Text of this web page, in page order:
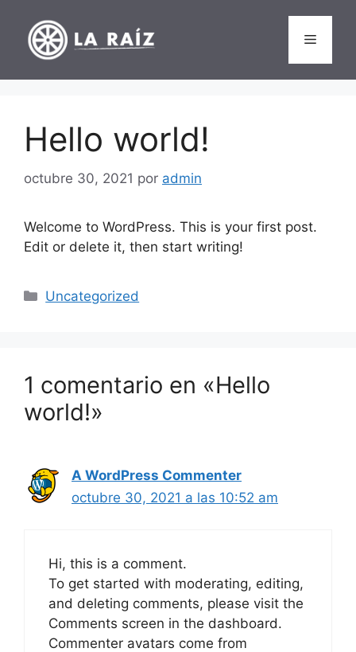
contenido
Menú
Hello world!
octubre 30, 2021 por admin
Welcome to WordPress. This is your first post.
Edit or delete it, then start writing!
Categorías
Uncategorized
1 comentario en «Hello
world!»
A WordPress Commenter
octubre 30, 2021 a las 10:52 am
Hi, this is a comment.
To get started with moderating, editing,
and deleting comments, please visit the
Comments screen in the dashboard.
Commenter avatars come from